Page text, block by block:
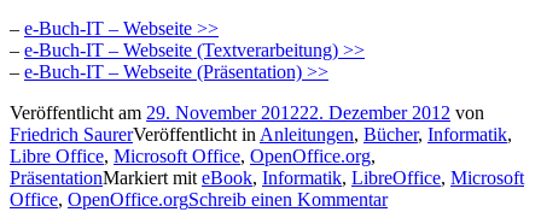
– e-Buch-IT – Webseite >>
– e-Buch-IT – Webseite (Textverarbeitung) >>
– e-Buch-IT – Webseite (Präsentation) >>
Veröffentlicht am 29. November 201222. Dezember 2012 von
Friedrich SaurerVeröffentlicht in Anleitungen, Bücher, Informatik,
Libre Office, Microsoft Office, OpenOffice.org,
PräsentationMarkiert mit eBook, Informatik, LibreOffice, Microsoft
Office, OpenOffice.orgSchreib einen Kommentar